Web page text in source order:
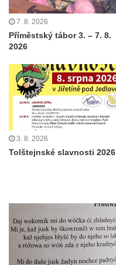
7. 8. 2026
Příměstský tábor 3. – 7. 8.
2026
3. 8. 2026
Tolštejnské slavnosti 2026